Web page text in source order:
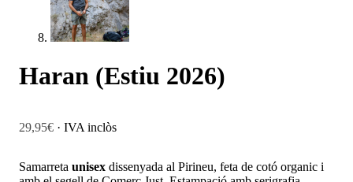
Haran (Estiu 2026)
29,95€ · IVA inclòs
Samarreta unisex dissenyada al Pirineu, feta de cotó organic i